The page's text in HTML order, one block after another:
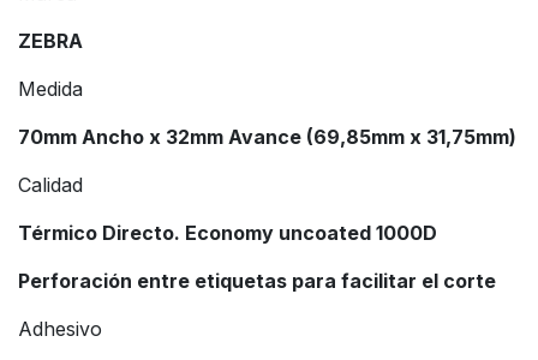
ZEBRA
Medida
70mm Ancho x 32mm Avance (69,85mm x 31,75mm)
Calidad
Térmico Directo. Economy uncoated 1000D
Perforación entre etiquetas para facilitar el corte
Adhesivo